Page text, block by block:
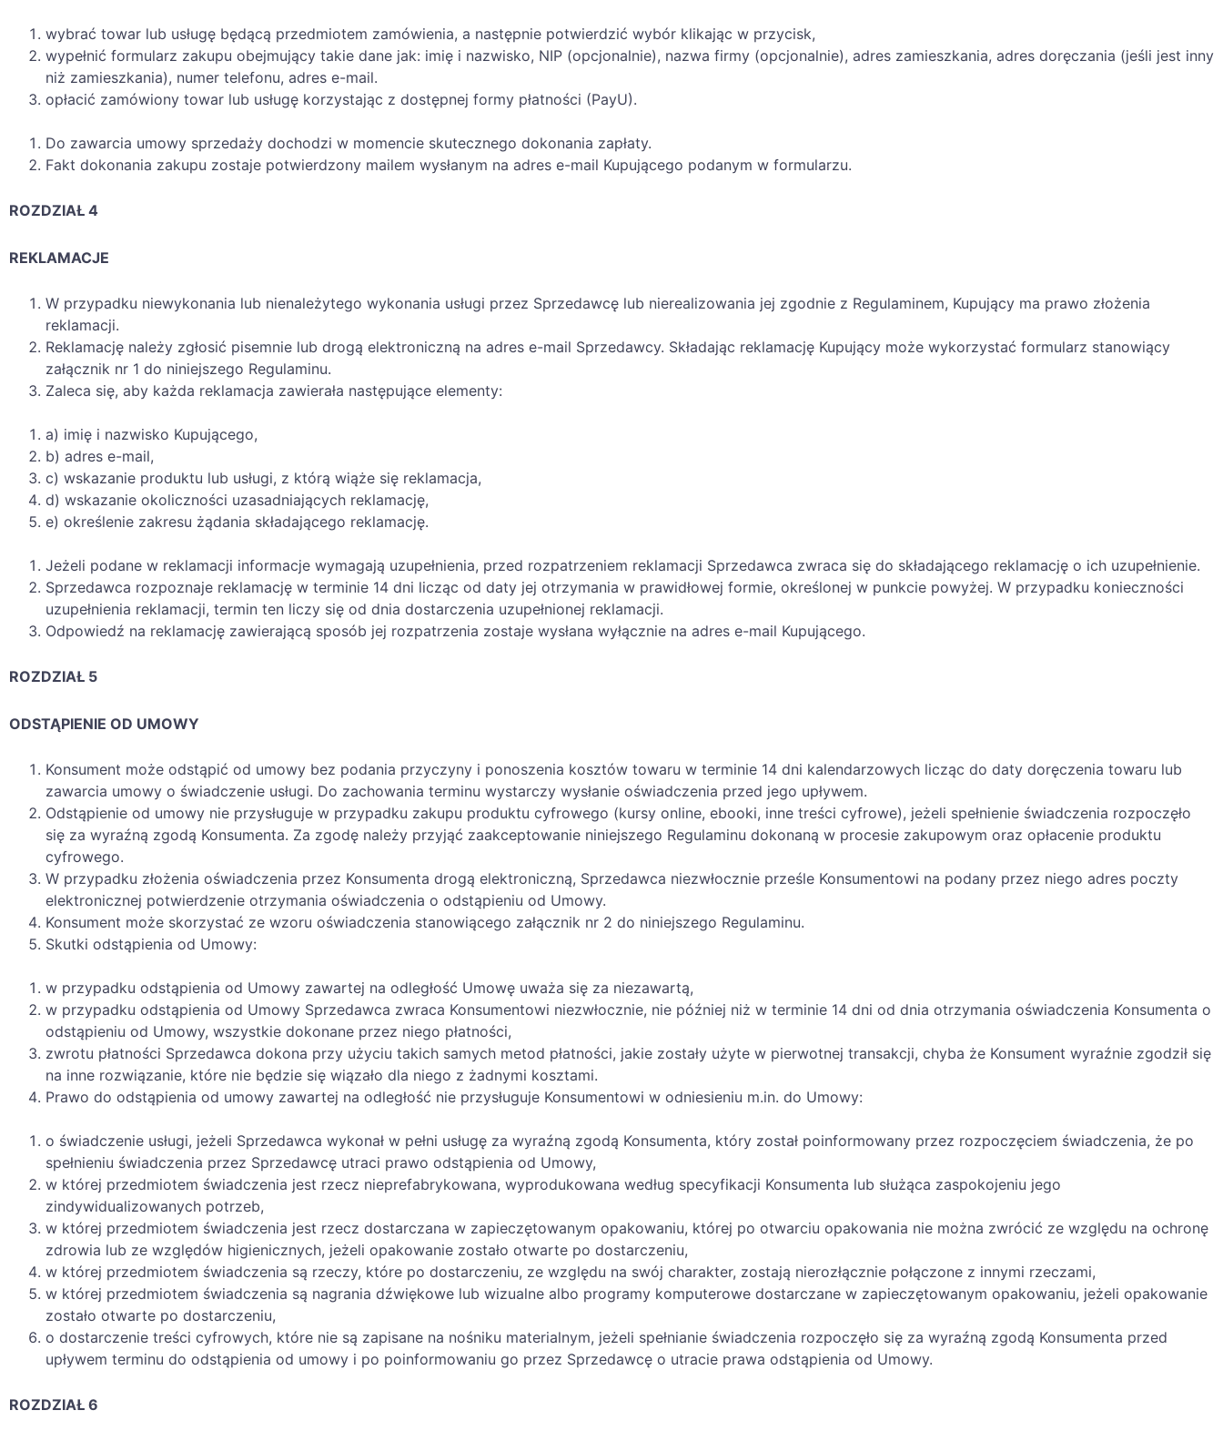
wybrać towar lub usługę będącą przedmiotem zamówienia, a następnie potwierdzić wybór klikając w przycisk,
wypełnić formularz zakupu obejmujący takie dane jak: imię i nazwisko, NIP (opcjonalnie), nazwa firmy (opcjonalnie), adres zamieszkania, adres doręczania (jeśli jest inny
niż zamieszkania), numer telefonu, adres e-mail.
opłacić zamówiony towar lub usługę korzystając z dostępnej formy płatności (PayU).
Do zawarcia umowy sprzedaży dochodzi w momencie skutecznego dokonania zapłaty.
Fakt dokonania zakupu zostaje potwierdzony mailem wysłanym na adres e-mail Kupującego podanym w formularzu.
ROZDZIAŁ 4
REKLAMACJE
W przypadku niewykonania lub nienależytego wykonania usługi przez Sprzedawcę lub nierealizowania jej zgodnie z Regulaminem, Kupujący ma prawo złożenia
reklamacji.
Reklamację należy zgłosić pisemnie lub drogą elektroniczną na adres e-mail Sprzedawcy. Składając reklamację Kupujący może wykorzystać formularz stanowiący
załącznik nr 1 do niniejszego Regulaminu.
Zaleca się, aby każda reklamacja zawierała następujące elementy:
a) imię i nazwisko Kupującego,
b) adres e-mail,
c) wskazanie produktu lub usługi, z którą wiąże się reklamacja,
d) wskazanie okoliczności uzasadniających reklamację,
e) określenie zakresu żądania składającego reklamację.
Jeżeli podane w reklamacji informacje wymagają uzupełnienia, przed rozpatrzeniem reklamacji Sprzedawca zwraca się do składającego reklamację o ich uzupełnienie.
Sprzedawca rozpoznaje reklamację w terminie 14 dni licząc od daty jej otrzymania w prawidłowej formie, określonej w punkcie powyżej. W przypadku konieczności
uzupełnienia reklamacji, termin ten liczy się od dnia dostarczenia uzupełnionej reklamacji.
Odpowiedź na reklamację zawierającą sposób jej rozpatrzenia zostaje wysłana wyłącznie na adres e-mail Kupującego.
ROZDZIAŁ 5
ODSTĄPIENIE OD UMOWY
Konsument może odstąpić od umowy bez podania przyczyny i ponoszenia kosztów towaru w terminie 14 dni kalendarzowych licząc do daty doręczenia towaru lub
zawarcia umowy o świadczenie usługi. Do zachowania terminu wystarczy wysłanie oświadczenia przed jego upływem.
Odstąpienie od umowy nie przysługuje w przypadku zakupu produktu cyfrowego (kursy online, ebooki, inne treści cyfrowe), jeżeli spełnienie świadczenia rozpoczęło
się za wyraźną zgodą Konsumenta. Za zgodę należy przyjąć zaakceptowanie niniejszego Regulaminu dokonaną w procesie zakupowym oraz opłacenie produktu
cyfrowego.
W przypadku złożenia oświadczenia przez Konsumenta drogą elektroniczną, Sprzedawca niezwłocznie prześle Konsumentowi na podany przez niego adres poczty
elektronicznej potwierdzenie otrzymania oświadczenia o odstąpieniu od Umowy.
Konsument może skorzystać ze wzoru oświadczenia stanowiącego załącznik nr 2 do niniejszego Regulaminu.
Skutki odstąpienia od Umowy:
w przypadku odstąpienia od Umowy zawartej na odległość Umowę uważa się za niezawartą,
w przypadku odstąpienia od Umowy Sprzedawca zwraca Konsumentowi niezwłocznie, nie później niż w terminie 14 dni od dnia otrzymania oświadczenia Konsumenta o
odstąpieniu od Umowy, wszystkie dokonane przez niego płatności,
zwrotu płatności Sprzedawca dokona przy użyciu takich samych metod płatności, jakie zostały użyte w pierwotnej transakcji, chyba że Konsument wyraźnie zgodził się
na inne rozwiązanie, które nie będzie się wiązało dla niego z żadnymi kosztami.
Prawo do odstąpienia od umowy zawartej na odległość nie przysługuje Konsumentowi w odniesieniu m.in. do Umowy:
o świadczenie usługi, jeżeli Sprzedawca wykonał w pełni usługę za wyraźną zgodą Konsumenta, który został poinformowany przez rozpoczęciem świadczenia, że po
spełnieniu świadczenia przez Sprzedawcę utraci prawo odstąpienia od Umowy,
w której przedmiotem świadczenia jest rzecz nieprefabrykowana, wyprodukowana według specyfikacji Konsumenta lub służąca zaspokojeniu jego
zindywidualizowanych potrzeb,
w której przedmiotem świadczenia jest rzecz dostarczana w zapieczętowanym opakowaniu, której po otwarciu opakowania nie można zwrócić ze względu na ochronę
zdrowia lub ze względów higienicznych, jeżeli opakowanie zostało otwarte po dostarczeniu,
w której przedmiotem świadczenia są rzeczy, które po dostarczeniu, ze względu na swój charakter, zostają nierozłącznie połączone z innymi rzeczami,
w której przedmiotem świadczenia są nagrania dźwiękowe lub wizualne albo programy komputerowe dostarczane w zapieczętowanym opakowaniu, jeżeli opakowanie
zostało otwarte po dostarczeniu,
o dostarczenie treści cyfrowych, które nie są zapisane na nośniku materialnym, jeżeli spełnianie świadczenia rozpoczęło się za wyraźną zgodą Konsumenta przed
upływem terminu do odstąpienia od umowy i po poinformowaniu go przez Sprzedawcę o utracie prawa odstąpienia od Umowy.
ROZDZIAŁ 6